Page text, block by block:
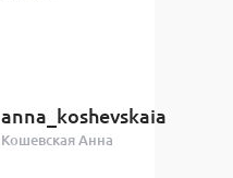
anna_koshevskaia
Кошевская Анна